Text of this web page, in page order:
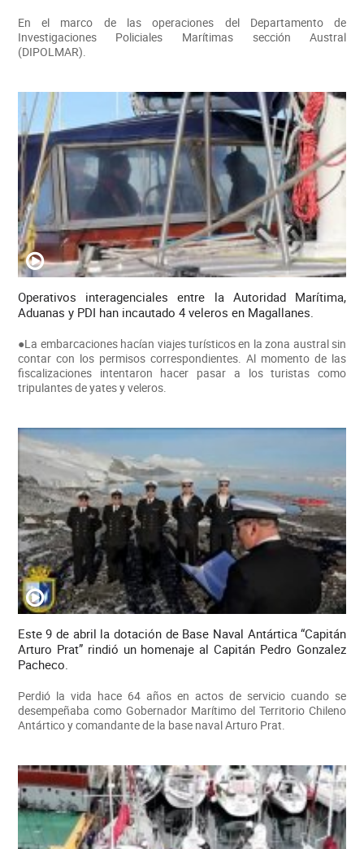
En el marco de las operaciones del Departamento de
Investigaciones Policiales Marítimas sección Austral
(DIPOLMAR).
Operativos interagenciales entre la Autoridad Marítima,
Aduanas y PDI han incautado 4 veleros en Magallanes.
●La embarcaciones hacían viajes turísticos en la zona austral sin
contar con los permisos correspondientes. Al momento de las
fiscalizaciones intentaron hacer pasar a los turistas como
tripulantes de yates y veleros.
Este 9 de abril la dotación de Base Naval Antártica “Capitán
Arturo Prat” rindió un homenaje al Capitán Pedro Gonzalez
Pacheco.
Perdió la vida hace 64 años en actos de servicio cuando se
desempeñaba como Gobernador Marítimo del Territorio Chileno
Antártico y comandante de la base naval Arturo Prat.